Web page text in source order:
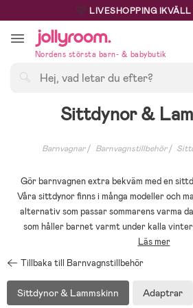
till
innehållet
🩷 LIVESHOPPING
Nordens största barn- & babybutik
Sittdynor &
Barnvagnar Barnvagnstillbehör
Gör barnvagnen extra bekväm med en
Våra sittdynor finns i många modeller och
alternativ som passar sommarens varma
som håller barnet varmt under kalla
Läs mer
Tillbaka till Barnvagnstillbehör
Sittdynor & Lammskinn Adaptrar